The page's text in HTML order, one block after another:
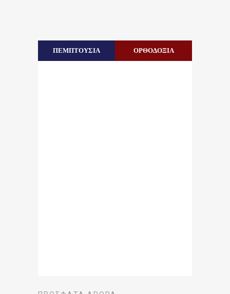
ΠΕΜΠΤΟΥΣΙΑ ΟΡΘΟΔΟΞΙΑ